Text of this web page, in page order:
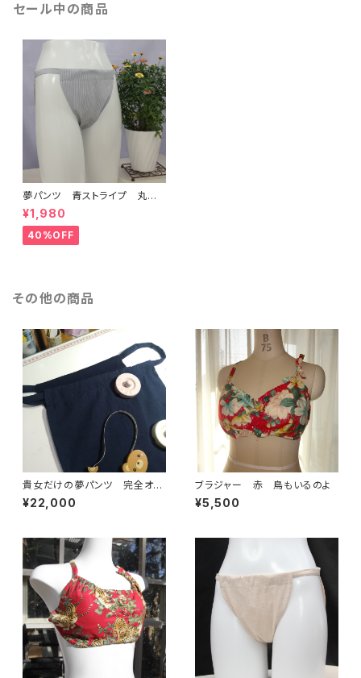
セール中の商品
夢パンツ 青ストライプ 丸型
タイプ 初回限定割引！！
¥1,980
40%OFF
その他の商品
貴女だけの夢パンツ 完全オー
ダーメイド（計4枚分）
¥22,000
ブラジャー 赤 鳥もいるのよ
¥5,500